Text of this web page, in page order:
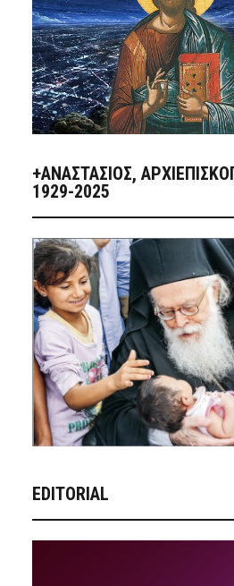
+ΑΝΑΣΤΆΣΙΟΣ,
1929-2025
EDITORIAL